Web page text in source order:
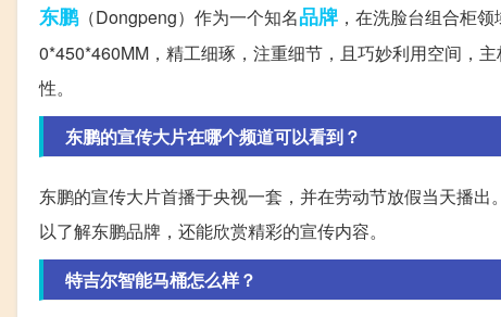
东鹏（Dongpeng）作为一个知名品牌 ，在洗脸台组合柜
0*450*460MM，精工细琢，注重细节，且巧妙利用空间，
性。
东鹏的宣传大片在哪个频道可以看到？
东鹏的宣传大片首播于央视一套，并在劳动节放假当天播
以了解东鹏品牌，还能欣赏精彩的宣传内容。
特吉尔智能马桶怎么样？